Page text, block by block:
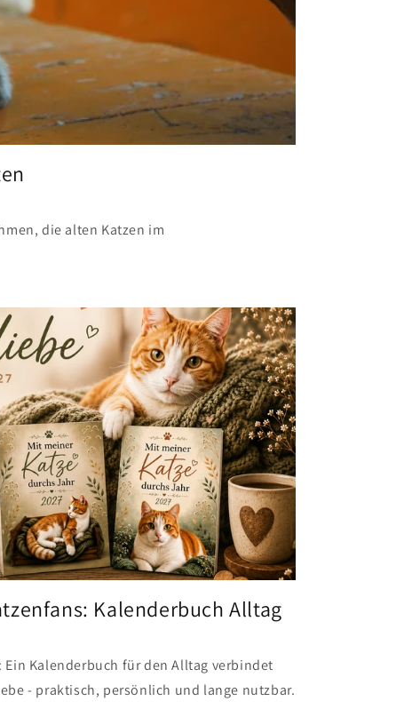
die alten Katzen im
Kalenderbuch Alltag
Kalenderbuch für den Alltag verbindet
- praktisch, persönlich und lange nutzbar.